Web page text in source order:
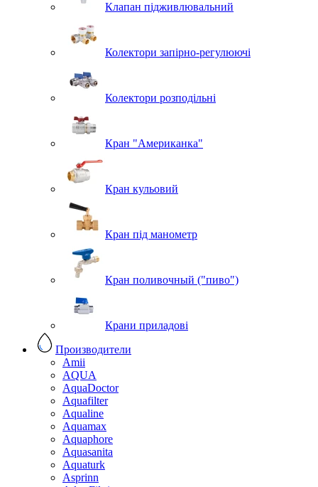
Клапан підживлювальний
Колектори запірно-регулюючі
Колектори розподільні
Кран "Американка"
Кран кульовий
Кран під манометр
Кран поливочный ("пиво")
Крани приладові
Производители
Amii
AQUA
AquaDoctor
Aquafilter
Aqualine
Aquamax
Aquaphore
Aquasanita
Aquaturk
Asprinn